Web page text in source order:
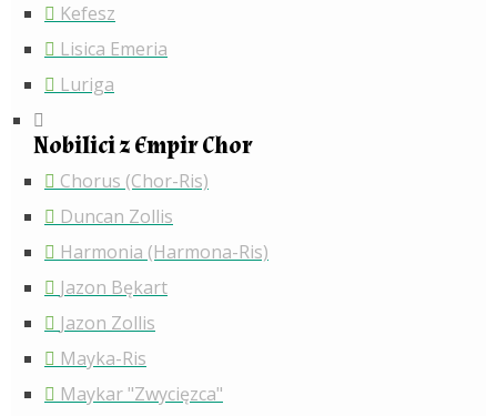
Kefesz
Lisica Emeria
Luriga
Nobilici z Empir Chor
Chorus (Chor-Ris)
Duncan Zollis
Harmonia (Harmona-Ris)
Jazon Bękart
Jazon Zollis
Mayka-Ris
Maykar "Zwycięzca"